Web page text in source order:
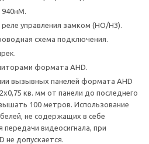
управления замком (НО/НЗ).
схема подключения.
формата AHD.
вызывных панелей формата AHD
кв. мм от панели до последнего
100 метров. Использование
не содержащих в себе
передачи видеосигнала, при
не допускается.